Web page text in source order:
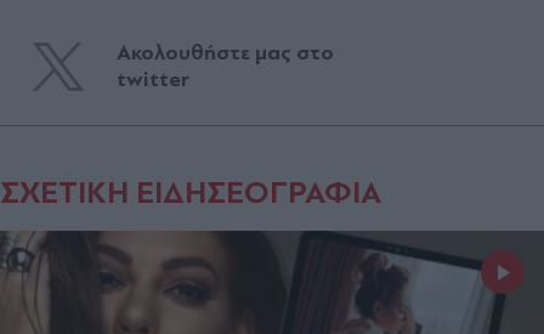
Ακολουθήστε μας στο
twitter
ΣΧΕΤΙΚΗ ΕΙΔΗΣΕΟΓΡΑΦΙΑ